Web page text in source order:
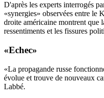
D'après les experts interrogés
«synergies» observées entre le
droite américaine montrent que
ressentiments et les fissures
«Echec»
«La propagande russe
évolue et trouve de nouveaux
Labbé.